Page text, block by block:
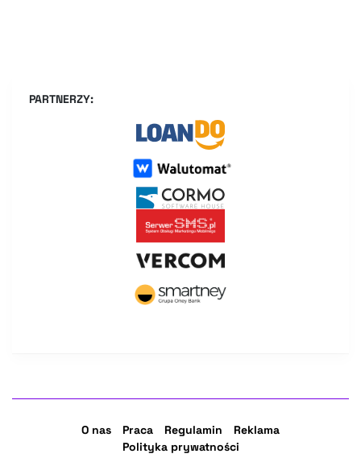
PARTNERZY:
O nas Praca Regulamin
Reklama
Polityka prywatności